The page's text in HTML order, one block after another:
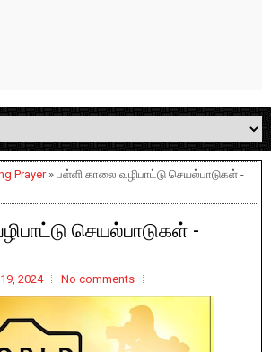
Prayer» பள்ளி காலை வழிபாட்டு செயல்பாடுகள் -
செயல்பாடுகள் -
2024 No comments